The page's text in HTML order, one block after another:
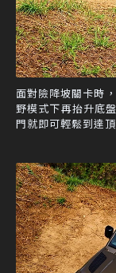
面對險降坡關卡時
野模式下再抬升底
門就即可輕鬆到達